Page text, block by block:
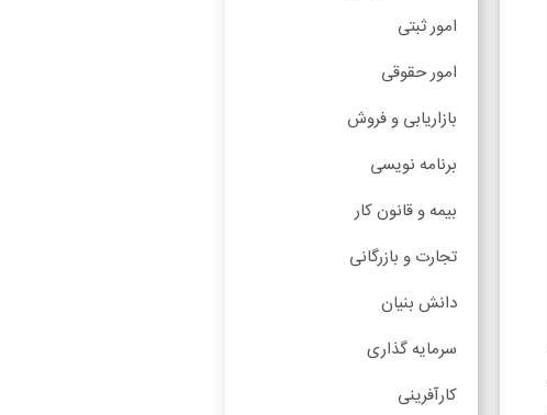
امور ثبتی
امور حقوقی
بازاریابی و فروش
برنامه نویسی
بیمه و قانون کار
تجارت و بازرگانی
دانش بنیان
سرمایه گذاری
کارآفرینی